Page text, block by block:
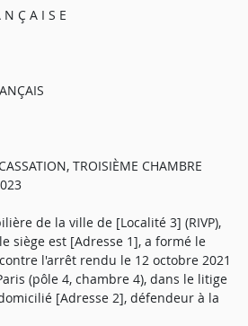
N Ç A I S E
TROISIÈME CHAMBRE
de la ville de [Localité 3] (RIVP),
siège est [Adresse 1], a formé le
l'arrêt rendu le 12 octobre 2021
(pôle 4, chambre 4), dans le litige
[Adresse 2], défendeur à la